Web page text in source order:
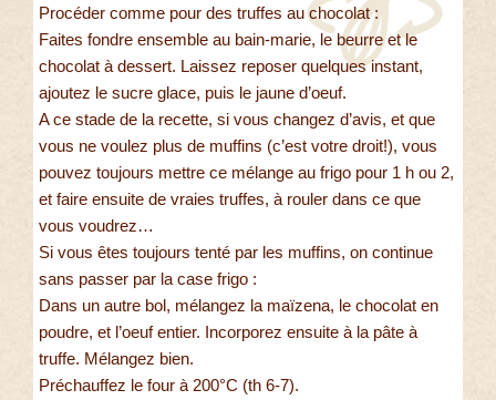
Procéder comme pour des truffes au chocolat :
Faites fondre ensemble au bain-marie, le beurre et le
chocolat à dessert. Laissez reposer quelques instant,
ajoutez le sucre glace, puis le jaune d’oeuf.
A ce stade de la recette, si vous changez d’avis, et que
vous ne voulez plus de muffins (c’est votre droit!), vous
pouvez toujours mettre ce mélange au frigo pour 1 h ou 2,
et faire ensuite de vraies truffes, à rouler dans ce que
vous voudrez…
Si vous êtes toujours tenté par les muffins, on continue
sans passer par la case frigo :
Dans un autre bol, mélangez la maïzena, le chocolat en
poudre, et l’oeuf entier. Incorporez ensuite à la pâte à
truffe. Mélangez bien.
Préchauffez le four à 200°C (th 6-7).